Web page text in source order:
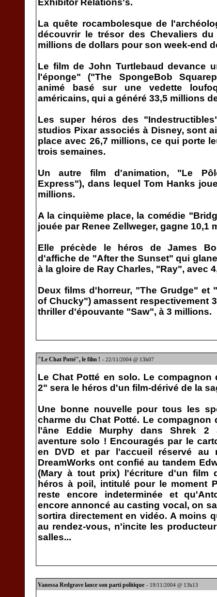
Exhibitor Relations's.
La quête rocambolesque de
découvrir le trésor des Chevaliers
millions de dollars pour son week-end
Le film de John Turtlebaud devance
l'éponge" ("The SpongeBob
animé basé sur une vedette
américains, qui a généré 33,5 millions
Les super héros des
studios Pixar associés à Disney, sont
place avec 26,7 millions, ce qui porte
trois semaines.
Un autre film d'animation, "Le
Express"), dans lequel Tom Hanks
millions.
A la cinquième place, la comédie
jouée par Renee Zellweger, gagne 10,1
Elle précède le héros de James
d'affiche de "After the Sunset" qui
à la gloire de Ray Charles, "Ray", avec
Deux films d'horreur, "The Grudge" et
of Chucky") amassent respectivement
thriller d'épouvante "Saw", à 3 millions.
"Le Chat Potté", le film ! - 22/11/2004 @ 13h07
Le Chat Potté en solo. Le
2" sera le héros d'un film-dérivé de la
Une bonne nouvelle pour tous les
charme du Chat Potté. Le compagnon
l'âne Eddie Murphy dans Shrek 2
aventure solo ! Encouragés par le
en DVD et par l'accueil réservé au
DreamWorks ont confié au tandem
(Mary à tout prix) l'écriture d'un film
héros à poil, intitulé pour le moment
reste encore indeterminée et
encore annoncé au casting vocal, on
sortira directement en vidéo. A moins
au rendez-vous, n'incite les
salles...
Vanessa Redgrave lance son parti politique - 19/11/2004 @ 13h13